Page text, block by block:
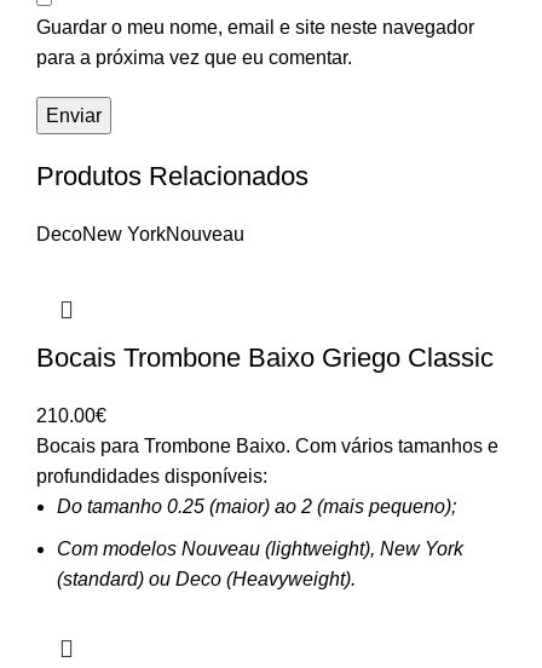
Guardar o meu nome, email e site neste navegador
para a próxima vez que eu comentar.
Produtos Relacionados
DecoNew YorkNouveau
Bocais Trombone Baixo Griego Classic
210.00€
Bocais para Trombone Baixo. Com vários tamanhos e
profundidades disponíveis:
Do tamanho 0.25 (maior) ao 2 (mais pequeno);
Com modelos Nouveau (lightweight), New York
(standard) ou Deco (Heavyweight).